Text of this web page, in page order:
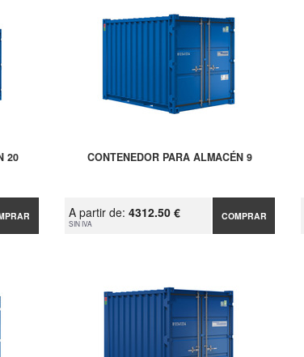
20 CONTENEDOR PARA ALMACÉN 9
A partir de: 4312.50 €
SIN IVA
COMPRAR